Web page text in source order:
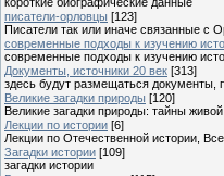
писатели-орловцы [123]
Писатели так или иначе связанные с
современные подходы к изучению
современные подходы к изучению
Документы, источники 20 век [313]
здесь будут размещаться документы,
Великие загадки природы [120]
Великие загадки природы: тайны
Лекции по истории [6]
Лекции по Отечественной истории,
Загадки истории [109]
загадки истории